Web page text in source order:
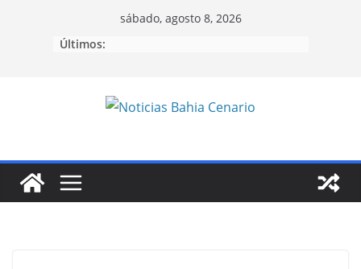
sábado, agosto 8, 2026
Últimos: